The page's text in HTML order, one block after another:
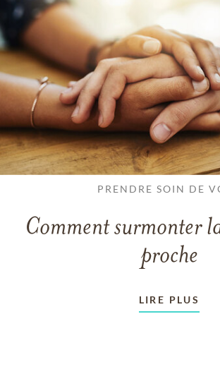
PRENDRE SOIN DE
Comment surmonter
proche
LIRE PLUS